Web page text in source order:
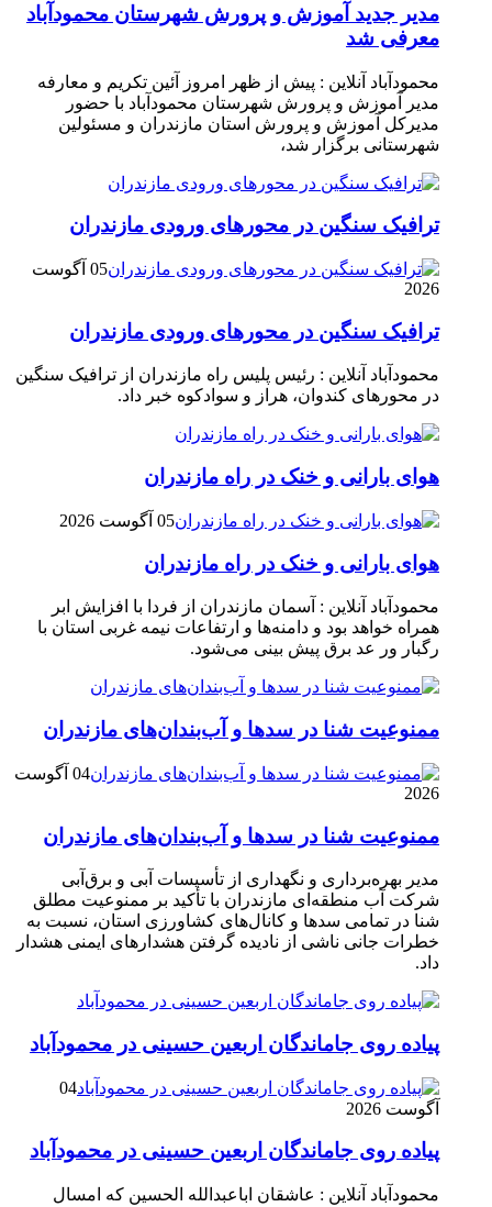
مدیر جدید آموزش و پرورش شهرستان محمودآباد
معرفی شد
محمودآباد آنلاین : پیش از ظهر امروز آئین تکریم و معارفه
مدیر آموزش و پرورش شهرستان محمودآباد با حضور
مدیرکل آموزش و پرورش استان مازندران و مسئولین
شهرستانی برگزار شد،
ترافیک سنگین در محور‌های ورودی مازندران
05 آگوست
2026
ترافیک سنگین در محور‌های ورودی مازندران
محمودآباد آنلاین : رئیس پلیس راه مازندران از ترافیک سنگین
در محور‌های کندوان، هراز و سوادکوه خبر داد.
هوای بارانی و خنک در راه مازندران
05 آگوست 2026
هوای بارانی و خنک در راه مازندران
محمودآباد آنلاین : آسمان مازندران از فردا با افزایش ابر
همراه خواهد بود و دامنه‌ها و ارتفاعات نیمه غربی استان با
رگبار ور عد برق پیش بینی می‌شود.
ممنوعیت شنا در سدها و آب‌بندان‌‌های مازندران
04 آگوست
2026
ممنوعیت شنا در سدها و آب‌بندان‌‌های مازندران
مدیر بهره‌برداری و نگهداری از تأسیسات آبی و برق‌آبی
شرکت آب منطقه‌ای مازندران با تأکید بر ممنوعیت مطلق
شنا در تمامی سدها و کانال‌های کشاورزی استان، نسبت به
خطرات جانی ناشی از نادیده گرفتن هشدارهای ایمنی هشدار
داد.
پیاده روی جاماندگان اربعین حسینی در محمودآباد
04
آگوست 2026
پیاده روی جاماندگان اربعین حسینی در محمودآباد
محمودآباد آنلاین : عاشقان اباعبدالله الحسین که امسال